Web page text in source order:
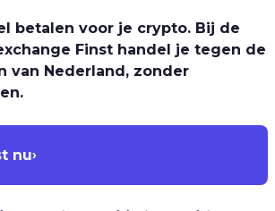
betalen voor je crypto. Bij de
Finst handel je tegen de
van Nederland, zonder
nu›